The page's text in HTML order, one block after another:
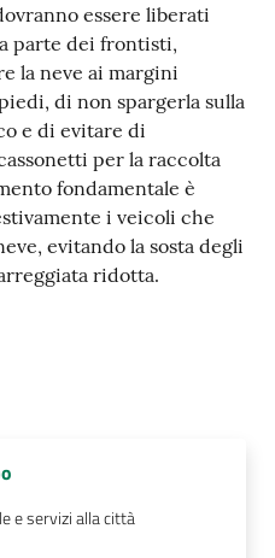
essere liberati
parte dei frontisti,
la neve ai margini
di non spargerla sulla
e di evitare di
per la raccolta
fondamentale è
i veicoli che
evitando la sosta degli
ridotta.
e servizi alla città